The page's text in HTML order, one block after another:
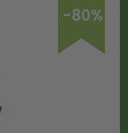
-80%